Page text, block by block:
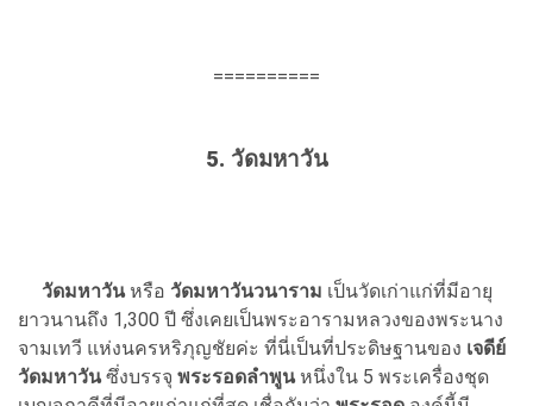
==========
5. วัดมหาวัน
วัดมหาวันหรือ วัดมหาวันวนาราม เป็นวัดเก่าแก่ที่มีอายุ
ยาวนานถึง 1,300 ปี ซึ่งเคยเป็นพระอารามหลวงของพระนาง
จามเทวี แห่งนครหริภุญชัยค่ะ ที่นี่เป็นที่ประดิษฐานของ เจดีย์
วัดมหาวันซึ่งบรรจุ พระรอดลำพูนหนึ่งใน 5 พระเครื่องชุด